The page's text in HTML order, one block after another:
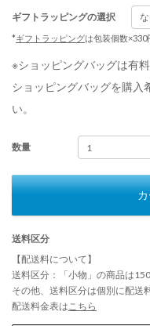
ギフトラッピングの選択
*ギフトラッピングは包装個数×330
※ショッピングバッグは有料
ショッピングバッグを購入
い。
数量
送料区分
【配送料について】
送料区分：「小物」の商品は
その他、送料区分は個別に配送
配送料金表はこちら